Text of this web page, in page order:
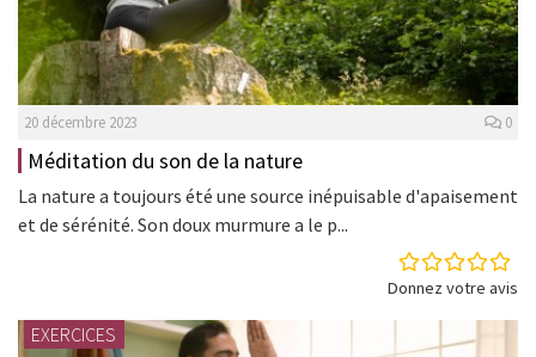
20 décembre 2023 0
Méditation du son de la nature
La nature a toujours été une source inépuisable d'apaisement
et de sérénité. Son doux murmure a le p...
Donnez votre avis
EXERCICES